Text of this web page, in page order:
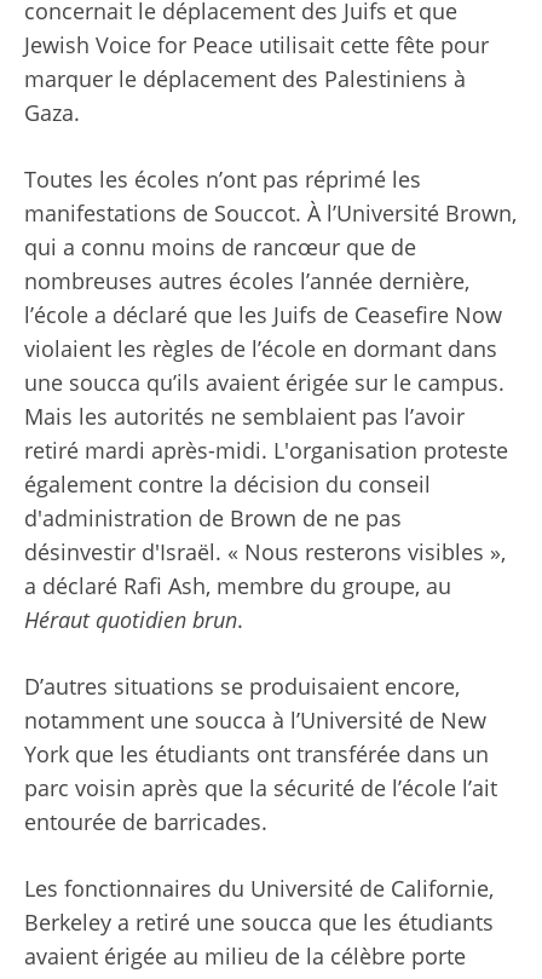
concernait le déplacement des Juifs et que
Jewish Voice for Peace utilisait cette fête pour
marquer le déplacement des Palestiniens à
Gaza.
Toutes les écoles n’ont pas réprimé les
manifestations de Souccot. À l’Université Brown,
qui a connu moins de rancœur que de
nombreuses autres écoles l’année dernière,
l’école a déclaré que les Juifs de Ceasefire Now
violaient les règles de l’école en dormant dans
une soucca qu’ils avaient érigée sur le campus.
Mais les autorités ne semblaient pas l’avoir
retiré mardi après-midi. L'organisation proteste
également contre la décision du conseil
d'administration de Brown de ne pas
désinvestir d'Israël. « Nous resterons visibles »,
a déclaré Rafi Ash, membre du groupe, au
Héraut quotidien brun.
D’autres situations se produisaient encore,
notamment une soucca à l’Université de New
York que les étudiants ont transférée dans un
parc voisin après que la sécurité de l’école l’ait
entourée de barricades.
Les fonctionnaires du Université de Californie,
Berkeley a retiré une soucca que les étudiants
avaient érigée au milieu de la célèbre porte